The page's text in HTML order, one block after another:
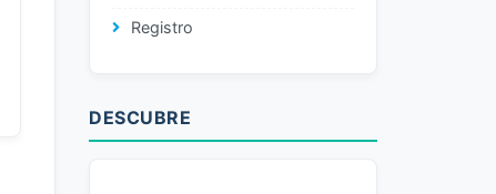
Registro
DESCUBRE